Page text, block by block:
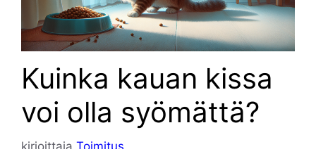
Kuinka kauan kissa
voi olla syömättä?
kirjoittaja Toimitus